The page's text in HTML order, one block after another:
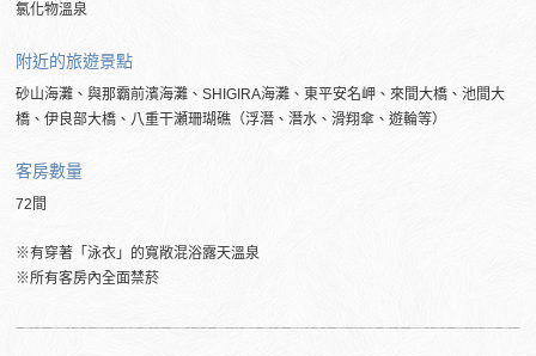
氯化物溫泉
附近的旅遊景點
砂山海灘、與那霸前濱海灘、SHIGIRA海灘、東平安名岬、來間大橋、池間大
橋、伊良部大橋、八重干瀬珊瑚礁（浮潛、潛水、滑翔傘、遊輪等）
客房數量
72間
※有穿著「泳衣」的寬敞混浴露天溫泉
※所有客房內全面禁菸